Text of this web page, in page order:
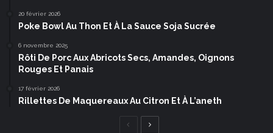
20 février 2026
Poke Bowl Au Thon Et À La Sauce Soja Sucrée
6 novembre 2025
Rôti De Porc Aux Abricots Secs, Amandes, Oignons
Rouges Et Panais
17 février 2026
Rillettes De Maquereaux Au Citron Et À L’aneth
Page